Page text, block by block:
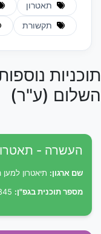
תאטרון
תקשורת
תוכניות
השלום (ע"ר)
העשרה -
שם ארגון: תיאטרון
מספר תוכנית בגפ"ן: